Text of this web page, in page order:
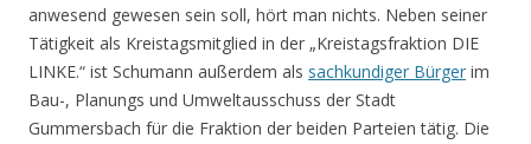
anwesend gewesen sein soll, hört man nichts. Neben seiner
Tätigkeit als Kreistagsmitglied in der „Kreistagsfraktion DIE
LINKE.“ ist Schumann außerdem als sachkundiger Bürger im
Bau-, Planungs und Umweltausschuss der Stadt
Gummersbach für die Fraktion der beiden Parteien tätig. Die